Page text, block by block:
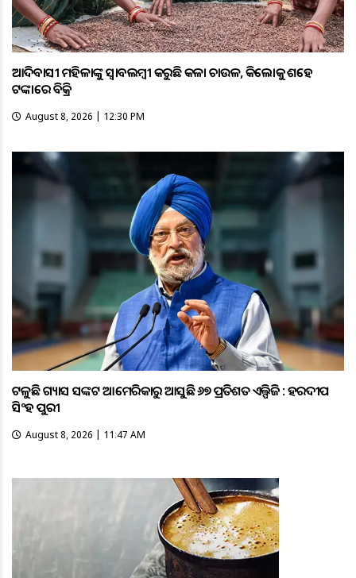
ଆଦିବାସୀ ମହିଳାଙ୍କୁ ସ୍ଵାବଲମ୍ଵୀ କରୁଛି କଳା ଚାଉଳ, କିଲୋକୁ ଶହେ
ଟଙ୍କାରେ ବିକ୍ରି
August 8, 2026 | 12:30 PM
ଟଳୁଛି ଗ୍ୟାସ ସଙ୍କଟ ଆମେରିକାରୁ ଆସୁଛି ୬୭ ପ୍ରତିଶତ ଏଲ୍ପିଜି : ହରଦୀପ
ସିଂହ ପୁରୀ
August 8, 2026 | 11:47 AM